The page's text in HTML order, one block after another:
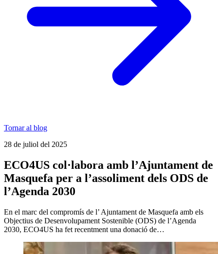
Tornar al blog
28 de juliol del 2025
ECO4US col·labora amb l’Ajuntament de
Masquefa per a l’assoliment dels ODS de
l’Agenda 2030
En el marc del compromís de l’ Ajuntament de Masquefa amb els
Objectius de Desenvolupament Sostenible (ODS) de l’Agenda
2030, ECO4US ha fet recentment una donació de…